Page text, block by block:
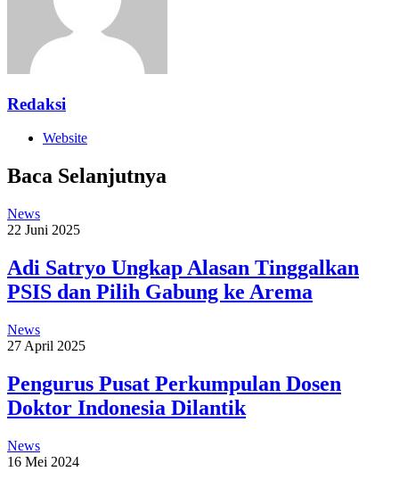
Redaksi
Website
Baca Selanjutnya
News
22 Juni 2025
Adi Satryo Ungkap Alasan Tinggalkan
PSIS dan Pilih Gabung ke Arema
News
27 April 2025
Pengurus Pusat Perkumpulan Dosen
Doktor Indonesia Dilantik
News
16 Mei 2024